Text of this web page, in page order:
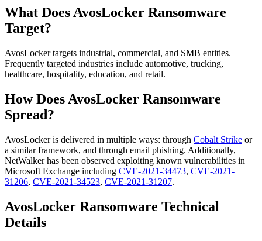
What Does AvosLocker Ransomware
Target?
AvosLocker targets industrial, commercial, and SMB entities.
Frequently targeted industries include automotive, trucking,
healthcare, hospitality, education, and retail.
How Does AvosLocker Ransomware
Spread?
AvosLocker is delivered in multiple ways: through Cobalt Strike or
a similar framework, and through email phishing. Additionally,
NetWalker has been observed exploiting known vulnerabilities in
Microsoft Exchange including CVE-2021-34473, CVE-2021-
31206, CVE-2021-34523, CVE-2021-31207.
AvosLocker Ransomware Technical
Details